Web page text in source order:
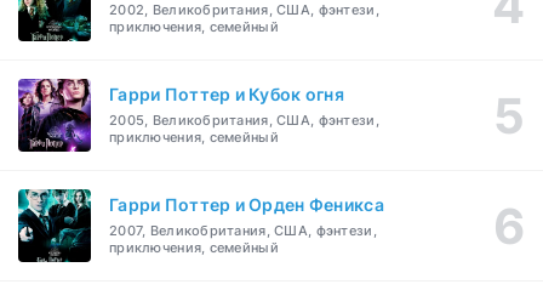
2002, Великобритания, США, фэнтези,
приключения, семейный
Гарри Поттер и Кубок огня
2005, Великобритания, США, фэнтези,
приключения, семейный
Гарри Поттер и Орден Феникса
2007, Великобритания, США, фэнтези,
приключения, семейный